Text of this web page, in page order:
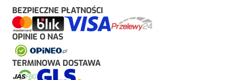
BEZPIECZNE PŁATNOŚCI
OPINIE O NAS
TERMINOWA DOSTAWA